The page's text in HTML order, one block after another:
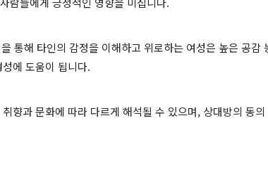
통해 타인의 감정을 이해하고 위로하는 여성은 높은 공감
에 도움이 됩니다.
향과 문화에 따라 다르게 해석될 수 있으며, 상대방의 동